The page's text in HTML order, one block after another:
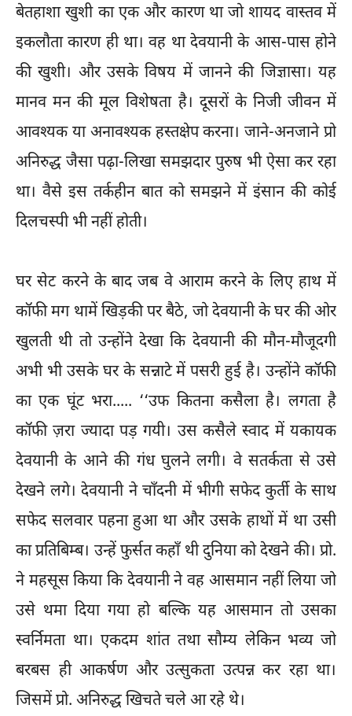
बेतहाशा खुशी का एक और कारण था जो शायद वास्तव में
इकलौता कारण ही था। वह था देवयानी के आस-पास होने
की खुशी। और उसके विषय में जानने की जिज्ञासा। यह
मानव मन की मूल विशेषता है। दूसरों के निजी जीवन में
आवश्यक या अनावश्यक हस्तक्षेप करना। जाने-अनजाने प्रो
अनिरुद्ध जैसा पढ़ा-लिखा समझदार पुरुष भी ऐसा कर रहा
था। वैसे इस तर्कहीन बात को समझने में इंसान की कोई
दिलचस्पी भी नहीं होती।
घर सेट करने के बाद जब वे आराम करने के लिए हाथ में
कॉफी मग थामें खिड़की पर बैठे, जो देवयानी के घर की ओर
खुलती थी तो उन्होंने देखा कि देवयानी की मौन-मौजूदगी
अभी भी उसके घर के सन्नाटे में पसरी हुई है। उन्होंने कॉफी
का एक घूंट भरा..... ‘‘उफ कितना कसैला है। लगता है
कॉफी ज़रा ज्यादा पड़ गयी। उस कसैले स्वाद में यकायक
देवयानी के आने की गंध घुलने लगी। वे सतर्कता से उसे
देखने लगे। देवयानी ने चाँदनी में भीगी सफेद कुर्ती के साथ
सफेद सलवार पहना हुआ था और उसके हाथों में था उसी
का प्रतिबिम्ब। उन्हें फुर्सत कहाँ थी दुनिया को देखने की। प्रो.
ने महसूस किया कि देवयानी ने वह आसमान नहीं लिया जो
उसे थमा दिया गया हो बल्कि यह आसमान तो उसका
स्वर्निमता था। एकदम शांत तथा सौम्य लेकिन भव्य जो
बरबस ही आकर्षण और उत्सुकता उत्पन्न कर रहा था।
जिसमें प्रो. अनिरुद्ध खिचते चले आ रहे थे।